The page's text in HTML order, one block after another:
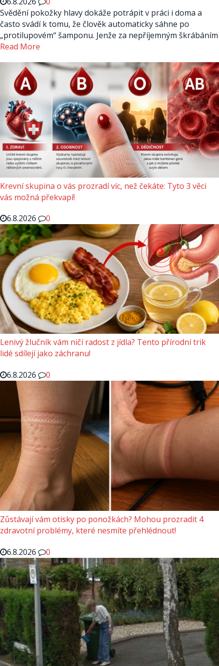
Svědění pokožky hlavy dokáže potrápit v práci i doma a
často svádí k tomu, že člověk automaticky sáhne po
„protilupovém“ šamponu. Jenže za nepříjemným škrábáním
Read More
Krevní skupina o vás prozradí víc, než čekáte: Tyto 3 věci
vás možná překvapí!
6.8.2026
0
Lenivý žlučník vám ničí radost z jídla? Tento přírodní trik
lidé sdílejí jako záchranu!
6.8.2026
0
Zůstávají vám otisky po ponožkách? Mohou prozradit 4
zdravotní problémy, které nesmíte přehlédnout!
6.8.2026
0